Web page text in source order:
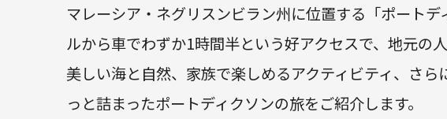
マレーシア・ネグリスンビラン州に位置する「ポート
ルから車でわずか1時間半という好アクセスで、地元の
美しい海と自然、家族で楽しめるアクティビティ、さ
っと詰まったポートディクソンの旅をご紹介します。